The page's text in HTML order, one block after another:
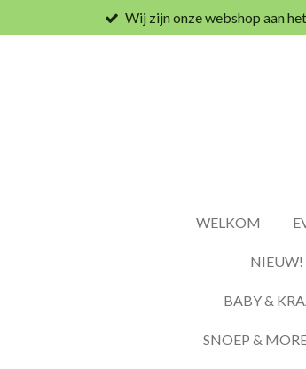
direct
Wij zijn onze webshop aan
WELKOM
NIEUW!
BABY &
SNOEP &